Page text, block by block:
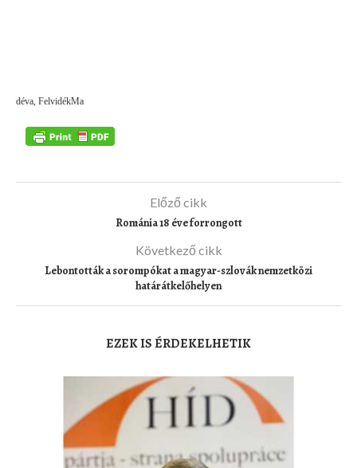
déva, FelvidékMa
Előző cikk
Románia 18 éve forrongott
Következő cikk
Lebontották a sorompókat a magyar-szlovák nemzetközi
határátkelőhelyen
EZEK IS ÉRDEKELHETIK